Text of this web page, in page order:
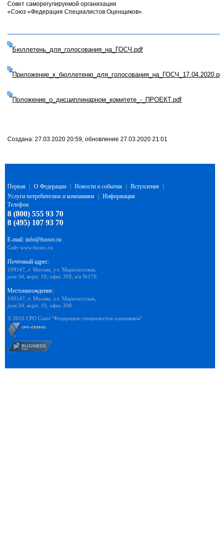
Совет саморегулируемой организации
«Союз «Федерация Специалистов Оценщиков».
Бюллетень_для_голосования_на_ГОСЧ.pdf
Положение_о_дисциплинарном_комитете_-_ПРОЕКТ.pdf
Создана: 27.03.2020 20:59, обновление 27.03.2020 21:01
Первая О Федерации Новости и события Вступление
Услуги потребителям и компаниям
Информация
Телефон
8 (800) 555 93 70
8 (495) 107 93 70
E-mail: info@fsosro.ru
Сайт www.fsosro.ru
Почтовый адрес:
109147, г. Москва, ул. Марксистская,
дом 34, корп. 10, офис 308, а/я №176.
Местонахождение:
109147, г. Москва, ул. Марксистская,
дом 34, корп. 10, офис 308.
© 2016 СРО Союз "Федерация специалистов оценщиков"